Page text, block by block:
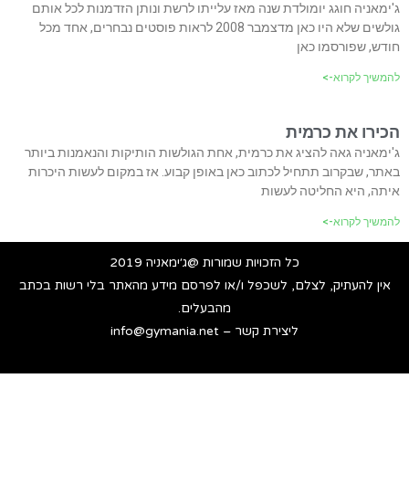
ג'ימאניה חוגג יומולדת שנה מאז עלייתו לרשת ונותן הזדמנות לכל אותם
גולשים שלא היו כאן מדצמבר 2008 לראות פוסטים נבחרים, אחד מכל
חודש, שפורסמו כאן
להמשיך לקרוא->
הכירו את כרמית
ג'ימאניה גאה להציג את כרמית, אחת הגולשות הותיקות והנאמנות ביותר
באתר, שבקרוב תתחיל לכתוב כאן באופן קבוע. אז במקום לעשות היכרות
איתה, היא החליטה לעשות
להמשיך לקרוא->
כל הזכויות שמורות @ג׳ימאניה 2019
אין להעתיק, לצלם, לשכפל ו/או לפרסם מידע מהאתר בלי רשות בכתב
מהבעלים.
ליצירת קשר – info@gymania.net